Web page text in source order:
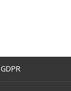
GDPR